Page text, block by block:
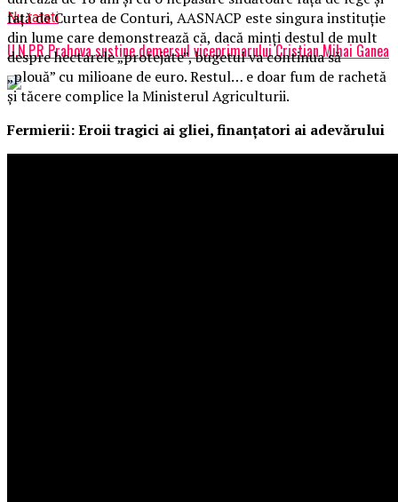
Nu ratati
U.N.P.R Prahova sustine demersul viceprimarului Cristian Mihai Ganea
față de Curtea de Conturi, AASNACP este singura instituție
din lume care demonstrează că, dacă minți destul de mult
despre hectarele „protejate”, bugetul va continua să
„plouă” cu milioane de euro. Restul… e doar fum de rachetă
și tăcere complice la Ministerul Agriculturii.
Fermierii: Eroii tragici ai gliei, finanțatori ai adevărului